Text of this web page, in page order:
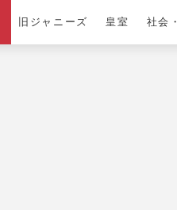
旧ジャニーズ 皇室 社会